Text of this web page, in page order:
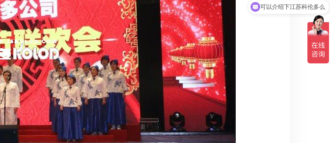
可以介绍下江苏科伦多么
你们是有哪些产品呢